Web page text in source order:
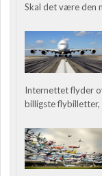
Skal det være den
Internettet flyder
billigste flybilletter,